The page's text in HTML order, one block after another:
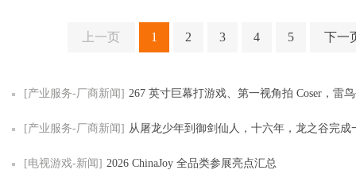
上一页 1 2 3 4 5 下一
[产业服务-厂商新闻] 267 英寸巨幕打游戏、第一视角拍 Coser，雷鸟创新把 ChinaJoy
[产业服务-厂商新闻] 从屠龙少年到御剑仙人，十六年，龙之谷完成一场温和
[电视游戏-新闻] 2026 ChinaJoy 全品类参展亮点汇总